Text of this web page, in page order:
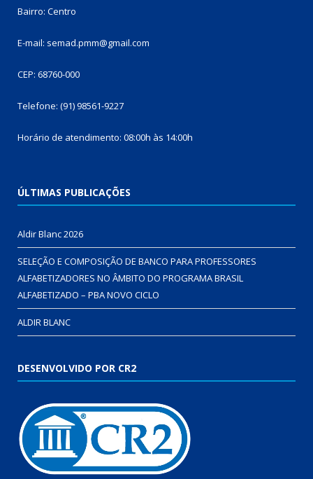
Bairro: Centro
E-mail: semad.pmm@gmail.com
CEP: 68760-000
Telefone: (91) 98561-9227
Horário de atendimento: 08:00h às 14:00h
ÚLTIMAS PUBLICAÇÕES
Aldir Blanc 2026
SELEÇÃO E COMPOSIÇÃO DE BANCO PARA PROFESSORES
ALFABETIZADORES NO ÂMBITO DO PROGRAMA BRASIL
ALFABETIZADO – PBA NOVO CICLO
ALDIR BLANC
DESENVOLVIDO POR CR2